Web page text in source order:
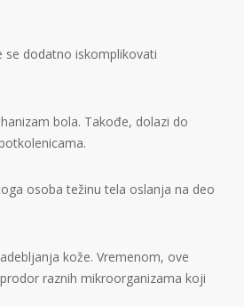
se dodatno iskomplikovati
bola. Takođe, dolazi do
osoba težinu tela oslanja na deo
kože. Vremenom, ove
raznih mikroorganizama koji